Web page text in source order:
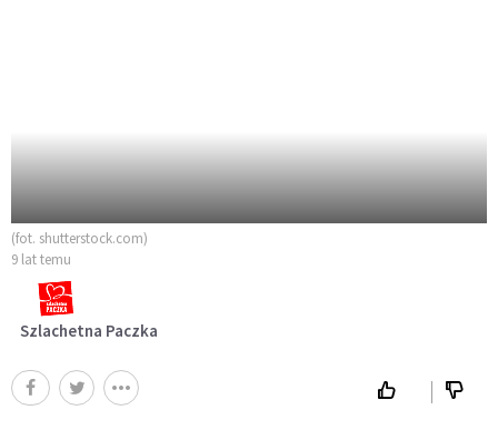
(fot. shutterstock.com)
9 lat temu
Szlachetna Paczka